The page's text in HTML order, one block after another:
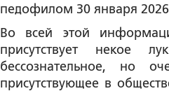
педофилом 30 января 2026
Во всей этой
присутствует некое
бессознательное, но
присутствующее в